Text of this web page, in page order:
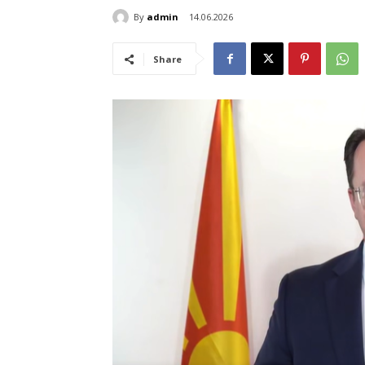
By admin 14.06.2026
Share